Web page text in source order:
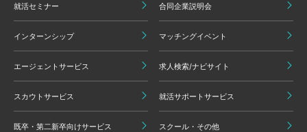
就活セミナー 合同企業説明会
インターンシップ マッチングイベント
エージェントサービス 求人検索/ナビサイト
スカウトサービス 就活サポートサービス
既卒・第二新卒向けサービス スクール・その他